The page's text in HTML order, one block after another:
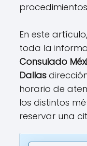
En este
toda la
Consulado
Dallas
horario de
los distintos
reservar una